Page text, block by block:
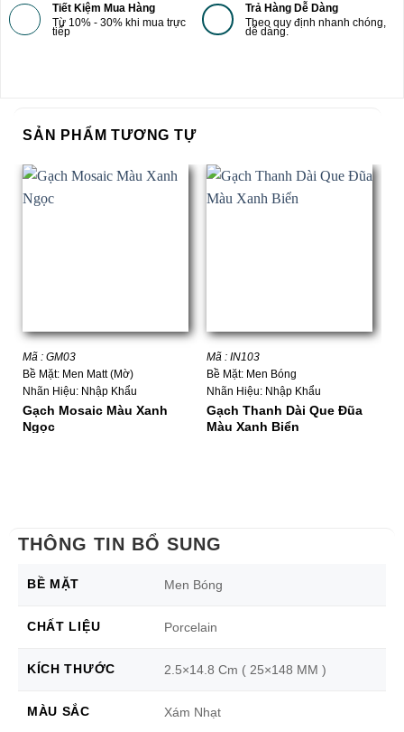
Tiết Kiệm Mua Hàng
Từ 10% - 30% khi mua trực
tiếp
Trả Hàng Dễ Dàng
Theo quy định nhanh chóng,
dễ dàng.
SẢN PHẨM TƯƠNG TỰ
Mã : GM03
Bề Mặt: Men Matt (Mờ)
Nhãn Hiệu: Nhập Khẩu
Gạch Mosaic Màu Xanh
Ngọc
Mã : IN103
Bề Mặt: Men Bóng
Nhãn Hiệu: Nhập Khẩu
Gạch Thanh Dài Que Đũa
Màu Xanh Biển
THÔNG TIN BỔ SUNG
BỀ MẶT Men Bóng
CHẤT LIỆU Porcelain
KÍCH THƯỚC 2.5×14.8 Cm ( 25×148 MM )
MÀU SẮC Xám Nhạt